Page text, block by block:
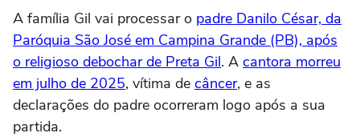
A família Gil vai processar o padre Danilo César, da
Paróquia São José em Campina Grande (PB), após
o religioso debochar de Preta Gil. A cantora morreu
em julho de 2025, vítima de câncer, e as
declarações do padre ocorreram logo após a sua
partida.